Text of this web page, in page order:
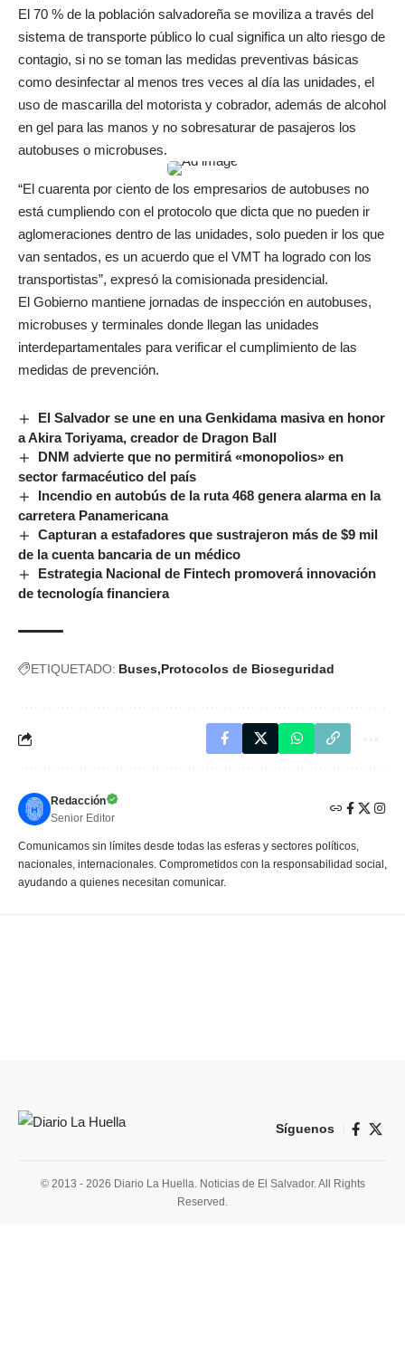
El 70 % de la población salvadoreña se moviliza a través del
sistema de transporte público lo cual significa un alto riesgo de
contagio, si no se toman las medidas preventivas básicas
como desinfectar al menos tres veces al día las unidades, el
uso de mascarilla del motorista y cobrador, además de alcohol
en gel para las manos y no sobresaturar de pasajeros los
autobuses o microbuses.
“El cuarenta por ciento de los empresarios de autobuses no
está cumpliendo con el protocolo que dicta que no pueden ir
aglomeraciones dentro de las unidades, solo pueden ir los que
van sentados, es un acuerdo que el VMT ha logrado con los
transportistas”, expresó la comisionada presidencial.
El Gobierno mantiene jornadas de inspección en autobuses,
microbuses y terminales donde llegan las unidades
interdepartamentales para verificar el cumplimiento de las
medidas de prevención.
El Salvador se une en una Genkidama masiva en honor
a Akira Toriyama, creador de Dragon Ball
DNM advierte que no permitirá «monopolios» en
sector farmacéutico del país
Incendio en autobús de la ruta 468 genera alarma en la
carretera Panamericana
Capturan a estafadores que sustrajeron más de $9 mil
de la cuenta bancaria de un médico
Estrategia Nacional de Fintech promoverá innovación
de tecnología financiera
ETIQUETADO: Buses Protocolos de Bioseguridad
Redacción
Senior Editor
Comunicamos sin límites desde todas las esferas y sectores políticos,
nacionales, internacionales. Comprometidos con la responsabilidad social,
ayudando a quienes necesitan comunicar.
Síguenos
© 2013 - 2026 Diario La Huella. Noticias de El Salvador. All Rights
Reserved.